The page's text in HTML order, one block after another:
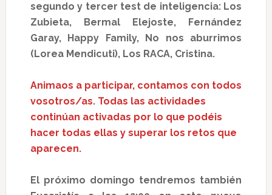
segundo y tercer test de inteligencia: Los
Zubieta, Bermal Elejoste, Fernández
Garay, Happy Family, No nos aburrimos
(Lorea Mendicuti), Los RACA, Cristina.
Animaos a participar, contamos con todos
vosotros/as. Todas las actividades
continúan activadas por lo que podéis
hacer todas ellas y superar los retos que
aparecen.
El próximo domingo tendremos también